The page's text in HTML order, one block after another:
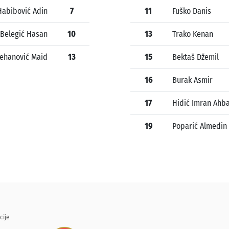
Adin 7
Belegić Hasan 10
Maid 13
11 Fuško Danis
13 Trako Kenan
15 Bektaš Džemil
16 Burak Asmir
17 Hidić Imran
19 Poparić Almedin